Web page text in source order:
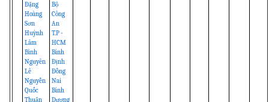
Đặng
Hoàng
Sơn
Huỳnh
Lâm
Bình
Nguyên
Lê
Nguyễn
Quốc
Thuận
Bộ
Công
An
T.P -
HCM
Bình
Định
Đồng
Nai
Bình
Dương